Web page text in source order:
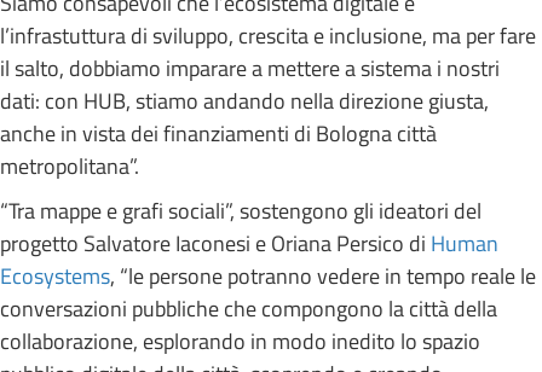
l’infrastuttura di sviluppo, crescita e inclusione, ma per fare
il salto, dobbiamo imparare a mettere a sistema i nostri
dati: con HUB, stiamo andando nella direzione giusta,
anche in vista dei finanziamenti di Bologna città
metropolitana”.
“Tra mappe e grafi sociali”, sostengono gli ideatori del
progetto Salvatore Iaconesi e Oriana Persico di Human
Ecosystems, “le persone potranno vedere in tempo reale le
conversazioni pubbliche che compongono la città della
collaborazione, esplorando in modo inedito lo spazio